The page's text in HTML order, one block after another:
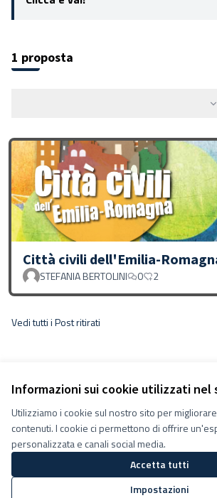
Informazioni sui cookie utilizzati nel
Utilizziamo i cookie sul nostro sito per
contenuti. I cookie ci permettono di offrire
personalizzata e canali social media.
Accetta tutti
Impostazioni
1 proposta
Città civili dell'Emilia-
STEFANIA BERTOLINI 0 2
Vedi tutti i Post ritirati